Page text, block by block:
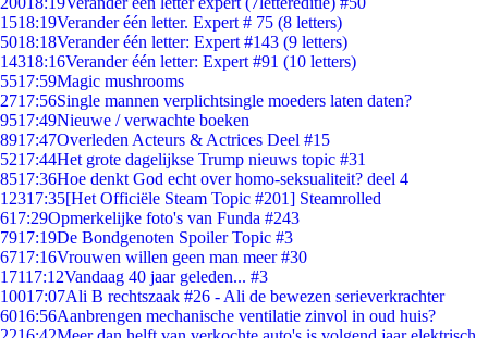
1518:19Verander één letter. Expert # 75 (8 letters)
5018:18Verander één letter: Expert #143 (9 letters)
14318:16Verander één letter: Expert #91 (10 letters)
5517:59Magic mushrooms
2717:56Single mannen verplichtsingle moeders laten daten?
9517:49Nieuwe / verwachte boeken
8917:47Overleden Acteurs & Actrices Deel #15
5217:44Het grote dagelijkse Trump nieuws topic #31
8517:36Hoe denkt God echt over homo-seksualiteit? deel 4
12317:35[Het Officiële Steam Topic #201] Steamrolled
617:29Opmerkelijke foto's van Funda #243
7917:19De Bondgenoten Spoiler Topic #3
6717:16Vrouwen willen geen man meer #30
17117:12Vandaag 40 jaar geleden... #3
10017:07Ali B rechtszaak #26 - Ali de bewezen serieverkrachter
6016:56Aanbrengen mechanische ventilatie zinvol in oud huis?